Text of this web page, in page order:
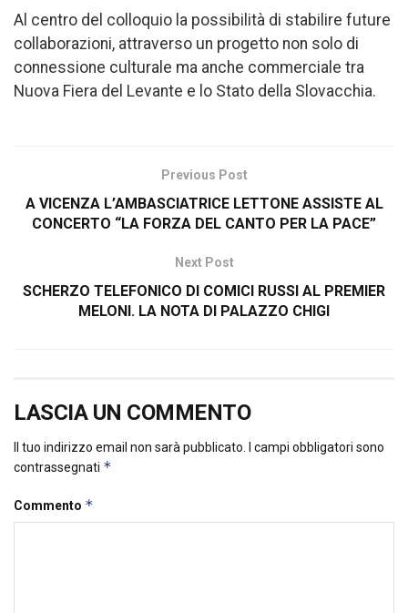
Al centro del colloquio la possibilità di stabilire future
collaborazioni, attraverso un progetto non solo di
connessione culturale ma anche commerciale tra
Nuova Fiera del Levante e lo Stato della Slovacchia.
Previous Post
A VICENZA L’AMBASCIATRICE LETTONE ASSISTE AL
CONCERTO “LA FORZA DEL CANTO PER LA PACE”
Next Post
SCHERZO TELEFONICO DI COMICI RUSSI AL PREMIER
MELONI. LA NOTA DI PALAZZO CHIGI
LASCIA UN COMMENTO
Il tuo indirizzo email non sarà pubblicato.
I campi obbligatori sono
contrassegnati *
Commento *